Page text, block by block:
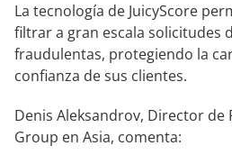
La tecnología de JuicyScore
filtrar a gran escala solicitudes
fraudulentas, protegiendo la
confianza de sus clientes.
Denis Aleksandrov, Director de
Group en Asia, comenta: